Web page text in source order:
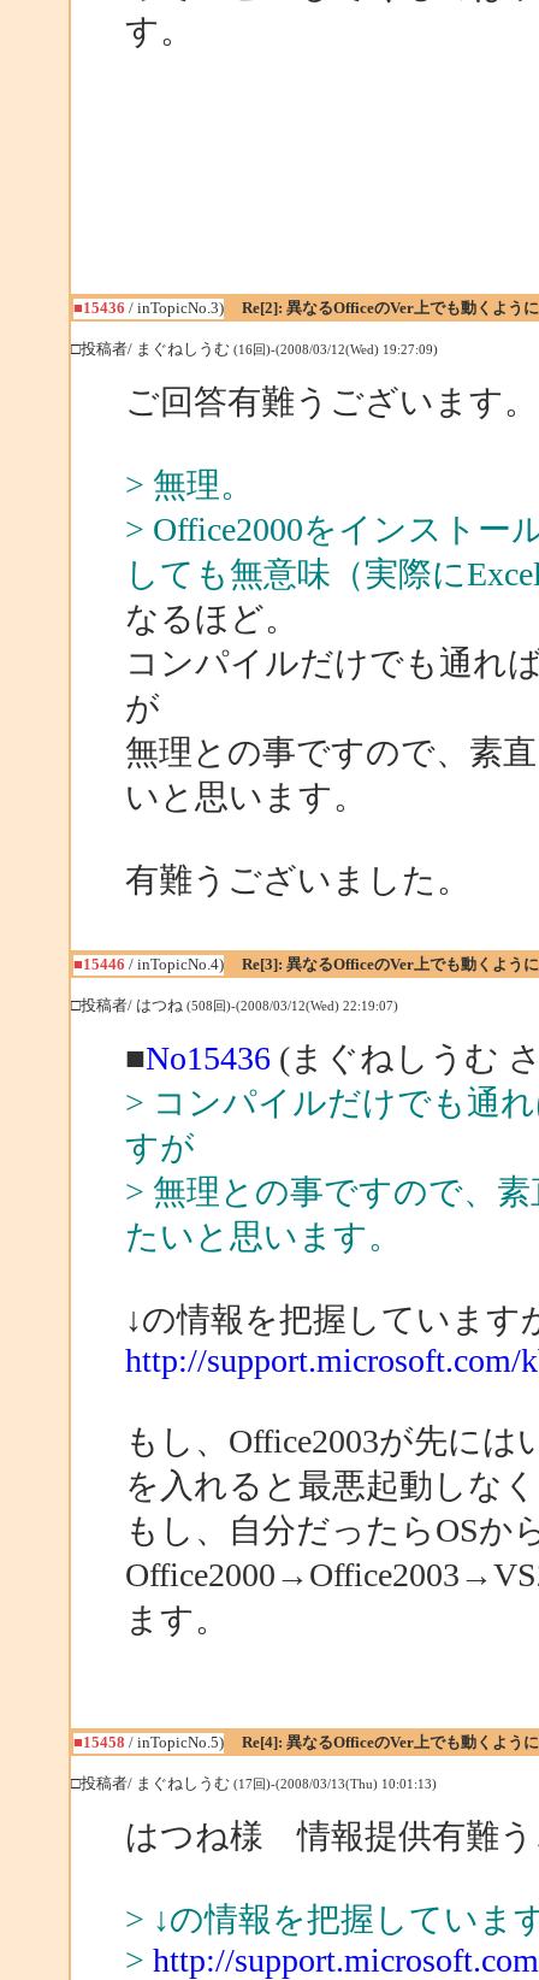
す。
■15436 / inTopicNo.3) Re[2]: 異なるOfficeのVer上でも動くよう
□投稿者/ まぐねしうむ (16回)-(2008/03/12(Wed) 19:27:09)
ご回答有難うございます。
> 無理。
> Office2000をインスト
しても無意味（実際に
なるほど。
コンパイルだけでも通れ
が
無理との事ですので、素
いと思います。
有難うございました。
■15446 / inTopicNo.4) Re[3]: 異なるOfficeのVer上でも動くよう
□投稿者/ はつね (508回)-(2008/03/12(Wed) 22:19:07)
■No15436(まぐねしうむ
> コンパイルだけでも通
すが
> 無理との事ですので、
たいと思います。
↓の情報を把握しています
http://support.microsoft.com/
もし、Office2003が先に
を入れると最悪起動しな
もし、自分だったらOSか
ます。
■15458 / inTopicNo.5) Re[4]: 異なるOfficeのVer上でも動くよう
□投稿者/ まぐねしうむ (17回)-(2008/03/13(Thu) 10:01:13)
はつね様 情報提供有難
> ↓の情報を把握していま
> http://